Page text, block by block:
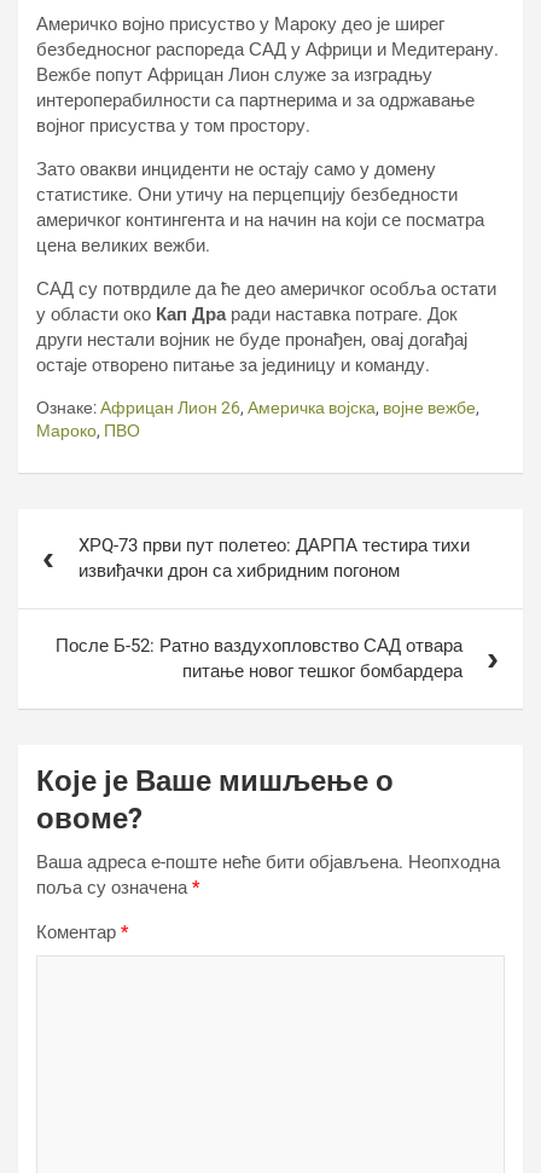
Америчко војно присуство у Мароку део је ширег
безбедносног распореда САД у Африци и Медитерану.
Вежбе попут Африцан Лион служе за изградњу
интероперабилности са партнерима и за одржавање
војног присуства у том простору.
Зато овакви инциденти не остају само у домену
статистике. Они утичу на перцепцију безбедности
америчког контингента и на начин на који се посматра
цена великих вежби.
САД су потврдиле да ће део америчког особља остати
у области око Кап Драради наставка потраге. Док
други нестали војник не буде пронађен, овај догађај
остаје отворено питање за јединицу и команду.
Ознаке:Африцан Лион 26, Америчка војска, војне вежбе,
Мароко, ПВО
чланкаXРQ-73 први пут полетео: ДАРПА тестира тихи
извиђачки дрон са хибридним погоном
После Б-52: Ратно ваздухопловство САД отвара
питање новог тешког бомбардера
Које је Ваше мишљење о
овоме?
Ваша адреса е-поште неће бити објављена. Неопходна
поља су означена*
Коментар *